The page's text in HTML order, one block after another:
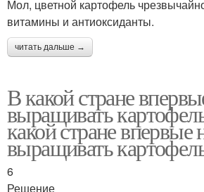
Мол, цветной картофель
витамины и антиоксиданты.
читать дальше →
В какой стране
выращивать
какой стране впервые
выращивать
6
Решение